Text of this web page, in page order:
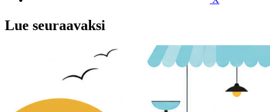
Lue seuraavaksi